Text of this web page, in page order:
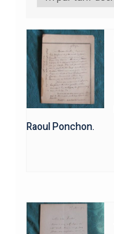
Raoul Ponchon.